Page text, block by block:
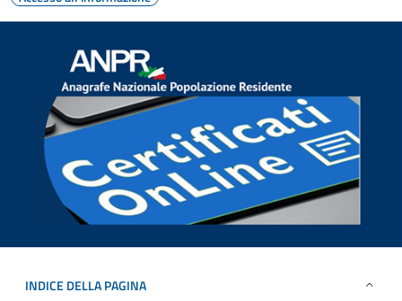
INDICE DELLA PAGINA